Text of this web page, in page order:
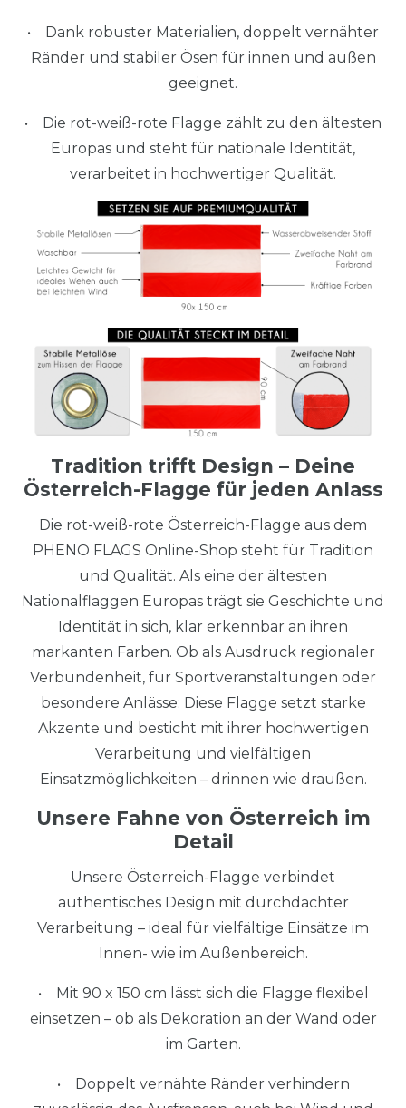
• Dank robuster Materialien, doppelt vernähter
Ränder und stabiler Ösen für innen und außen
geeignet.
• Die rot-weiß-rote Flagge zählt zu den ältesten
Europas und steht für nationale Identität,
verarbeitet in hochwertiger Qualität.
Tradition trifft Design – Deine
Österreich-Flagge für jeden Anlass
Die rot-weiß-rote Österreich-Flagge aus dem
PHENO FLAGS Online-Shop steht für Tradition
und Qualität. Als eine der ältesten
Nationalflaggen Europas trägt sie Geschichte und
Identität in sich, klar erkennbar an ihren
markanten Farben. Ob als Ausdruck regionaler
Verbundenheit, für Sportveranstaltungen oder
besondere Anlässe: Diese Flagge setzt starke
Akzente und besticht mit ihrer hochwertigen
Verarbeitung und vielfältigen
Einsatzmöglichkeiten – drinnen wie draußen.
Unsere Fahne von Österreich im
Detail
Unsere Österreich-Flagge verbindet
authentisches Design mit durchdachter
Verarbeitung – ideal für vielfältige Einsätze im
Innen- wie im Außenbereich.
• Mit 90 x 150 cm lässt sich die Flagge flexibel
einsetzen – ob als Dekoration an der Wand oder
im Garten.
• Doppelt vernähte Ränder verhindern